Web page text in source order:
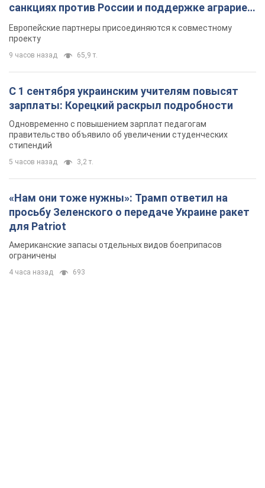
санкциях против России и поддержке аграриев.
Видео
Европейские партнеры присоединяются к совместному
проекту
9 часов назад 65,9 т.
С 1 сентября украинским учителям повысят
зарплаты: Корецкий раскрыл подробности
Одновременно с повышением зарплат педагогам
правительство объявило об увеличении студенческих
стипендий
5 часов назад 3,2 т.
«Нам они тоже нужны»: Трамп ответил на
просьбу Зеленского о передаче Украине ракет
для Patriot
Американские запасы отдельных видов боеприпасов
ограничены
4 часа назад 693